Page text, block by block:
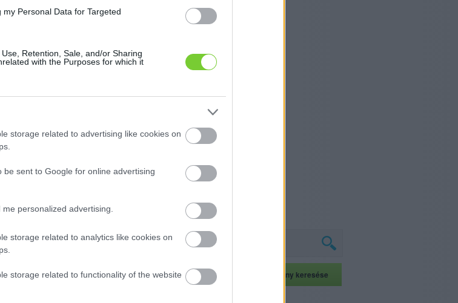
Personal Data for Targeted
Retention, Sale, and/or Sharing
with the Purposes for which it
storage related to advertising like cookies on
be sent to Google for online advertising
personalized advertising.
storage related to analytics like cookies on
storage related to functionality of the website